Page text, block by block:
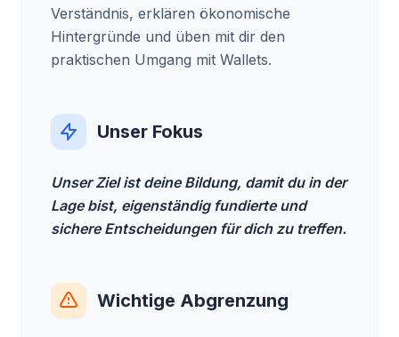
Verständnis, erklären ökonomische
Hintergründe und üben mit dir den
praktischen Umgang mit Wallets.
Unser Fokus
Unser Ziel ist deine Bildung, damit du in der
Lage bist, eigenständig fundierte und
sichere Entscheidungen für dich zu treffen.
Wichtige Abgrenzung